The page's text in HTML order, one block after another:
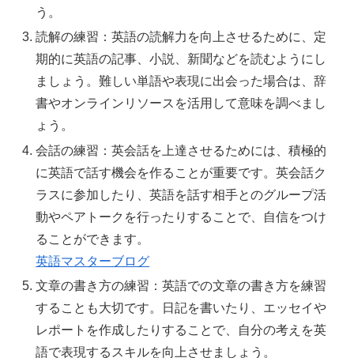
う。
読解の練習：英語の読解力を向上させるために、定
期的に英語の記事、小説、新聞などを読むようにし
ましょう。難しい単語や表現に出会った場合は、辞
書やオンラインリソースを活用して意味を調べまし
ょう。
会話の練習：英会話を上達させるためには、積極的
に英語で話す機会を作ることが重要です。英会話ク
ラスに参加したり、英語を話す相手とのグループ活
動やペアトークを行ったりすることで、自信をつけ
ることができます。
英語マスターブログ
文章の書き方の練習：英語での文章の書き方を練習
することも大切です。日記を書いたり、エッセイや
レポートを作成したりすることで、自分の考えを英
語で表現するスキルを向上させましょう。